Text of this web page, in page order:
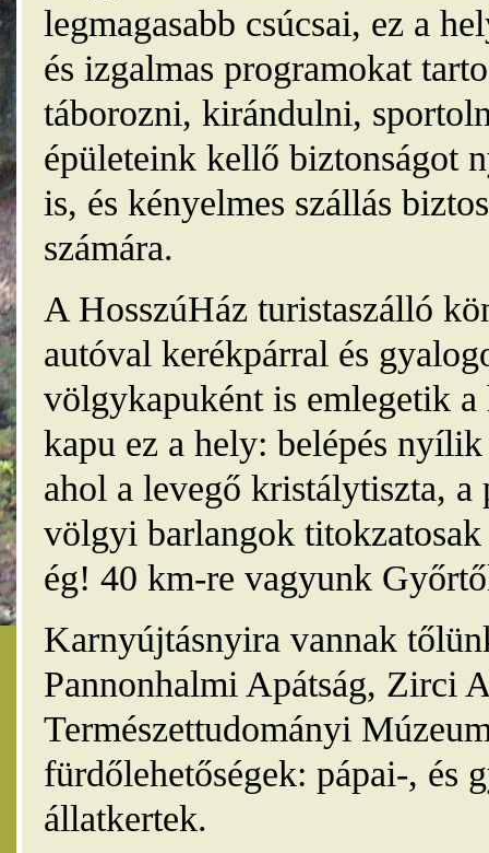
legmagasabb csúcsai, ez a
és izgalmas programokat
táborozni, kirándulni,
épületeink kellő biztonságot
is, és kényelmes szállás
számára.
A HosszúHáz turistaszálló
autóval kerékpárral és
völgykapuként is emlegetik
kapu ez a hely: belépés
ahol a levegő kristálytiszta, a
völgyi barlangok
ég! 40 km-re vagyunk
Karnyújtásnyira vannak
Pannonhalmi Apátság, Zirci
Természettudományi
fürdőlehetőségek: pápai-, és
állatkertek.